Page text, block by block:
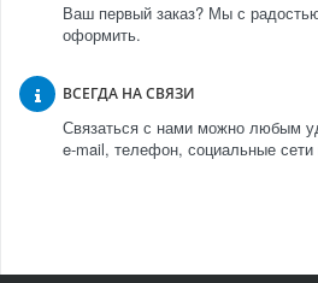
Ваш первый заказ? Мы с
оформить.
ВСЕГДА НА СВЯЗИ
Связаться с нами можно любым
e-mail, телефон, социальные